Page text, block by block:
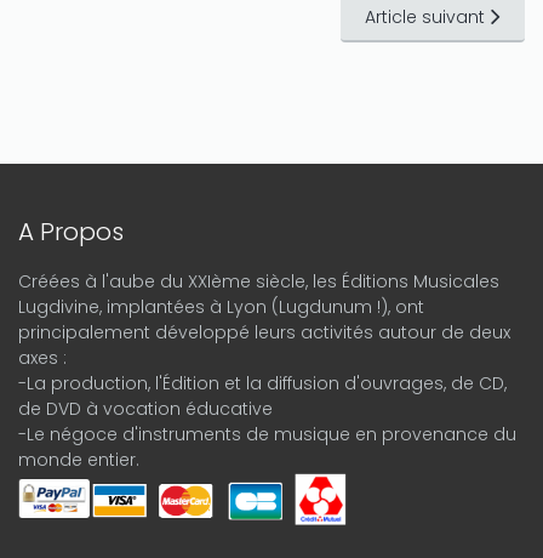
Article suivant
A Propos
Créées à l'aube du XXIème siècle, les Éditions Musicales
Lugdivine, implantées à Lyon (Lugdunum !), ont
principalement développé leurs activités autour de deux
axes :
-La production, l'Édition et la diffusion d'ouvrages, de CD,
de DVD à vocation éducative
-Le négoce d'instruments de musique en provenance du
monde entier.